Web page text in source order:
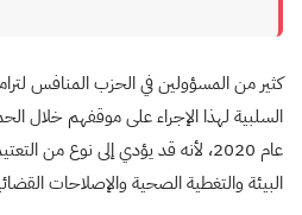
كثير من المسؤولين في الحزب المنافس
السلبية لهذا الإجراء على موقفهم خلال
عام 2020، لأنه قد يؤدي إلى نوع
البيئة والتغطية الصحية والإصلاحات